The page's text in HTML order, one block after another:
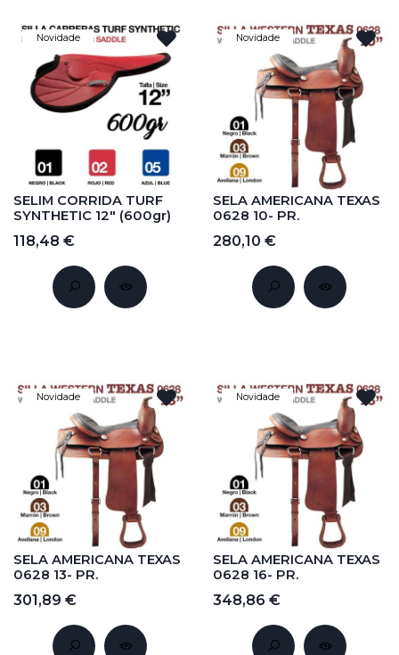
Novidade
SELIM CORRIDA TURF
SYNTHETIC 12" (600gr)
118,48 €
Novidade
SELA AMERICANA TEXAS
0628 10- PR.
280,10 €
Novidade
SELA AMERICANA TEXAS
0628 13- PR.
301,89 €
Novidade
SELA AMERICANA TEXAS
0628 16- PR.
348,86 €